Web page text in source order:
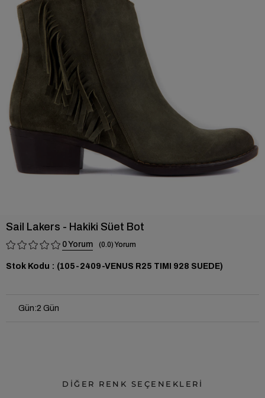
Sail Lakers - Hakiki Süet Bot
0 0.0
Stok Kodu (105-2409-VENUS R25 TIMI 928 SUEDE)
Gün:2 Gün
DİĞER RENK SEÇENEKLERİ